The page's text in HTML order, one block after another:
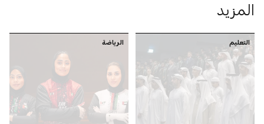
المزيد
التعليم الرياضة